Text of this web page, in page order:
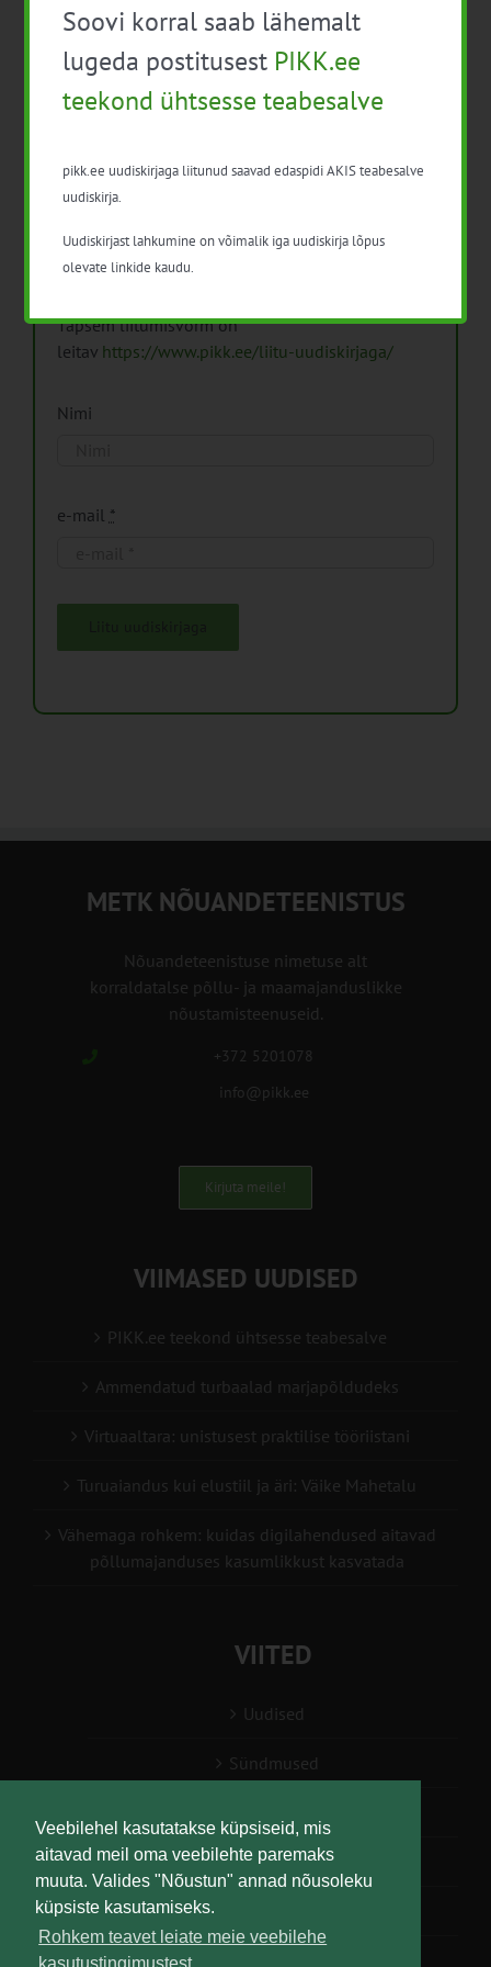
Veebilehel kasutatakse küpsiseid, mis
aitavad meil oma veebilehte paremaks
muuta. Valides "Nõustun" annad nõusoleku
küpsiste kasutamiseks.
Rohkem teavet leiate meie veebilehe
Pikk.ee uudiskirjaga liitumine.
Isikuandmeid töötleme vastavalt
Isikuandmete
Täpsem liitumisvorm on
leitav https://www.pikk.ee/liitu-uudiskirjaga/
Nimi
e-mail *
METK NÕUANDETEENISTUS
Nõuandeteenistuse nimetuse alt
korraldatalse põllu- ja maamajanduslikke
nõustamisteenuseid.
+372 5201078
info@pikk.ee
Kirjuta meile!
VIIMASED UUDISED
PIKK.ee teekond ühtsesse teabesalve
Ammendatud turbaalad marjapõldudeks
Virtuaaltara: unistusest praktilise tööriistani
Turuaiandus kui elustiil ja äri: Väike Mahetalu
Vähemaga rohkem: kuidas digilahendused aitavad
põllumajanduses kasumlikkust kasvatada
VIITED
Uudised
Sündmused
Teabesalv
Liitu uudiskirjaga
Soovi korral saab lähemalt
lugeda postitusest PIKK.ee
teekond ühtsesse teabesalve
pikk.ee uudiskirjaga liitunud saavad edaspidi AKIS teabesalve
uudiskirja.
Uudiskirjast lahkumine on võimalik iga uudiskirja lõpus
olevate linkide kaudu.